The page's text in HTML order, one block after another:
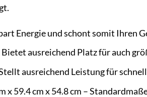
Energie und schont somit Ihren
ausreichend Platz für auch
ausreichend Leistung für
x 59.4 cm x 54.8 cm –